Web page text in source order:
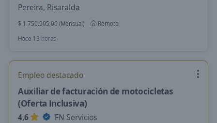
Pereira, Risaralda
$ 1.750.905,00 (Mensual)
Remoto
Hace 13 horas
Empleo destacado
Auxiliar de facturación de motocicletas
(Oferta Inclusiva)
4,6
FN Servicios